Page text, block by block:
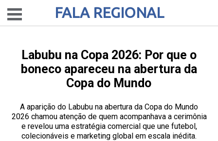
FALA REGIONAL
Labubu na Copa 2026: Por que o
boneco apareceu na abertura da
Copa do Mundo
A aparição do Labubu na abertura da Copa do Mundo
2026 chamou atenção de quem acompanhava a cerimônia
e revelou uma estratégia comercial que une futebol,
colecionáveis e marketing global em escala inédita.